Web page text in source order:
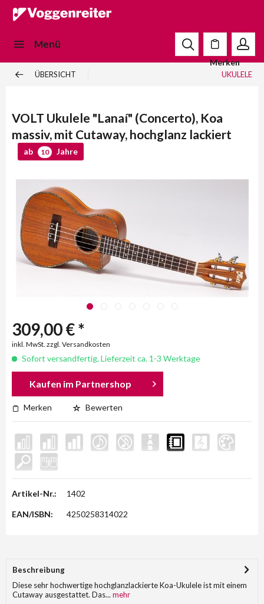
Menü
Merken
ÜBERSICHT UKULELE
VOLT Ukulele "Lanaí" (Concerto), Koa
massiv, mit Cutaway, hochglanz lackiert
ab 10 Jahre
309,00 € *
inkl. MwSt. zzgl. Versandkosten
Sofort versandfertig, Lieferzeit ca. 1-3 Werktage
Kaufen im Partnershop
Merken Bewerten
Artikel-Nr.: 1402
EAN/ISBN: 4250258314022
Beschreibung
Diese sehr hochwertige hochglanzlackierte Koa-Ukulele ist mit einem
Cutaway ausgestattet. Das... mehr